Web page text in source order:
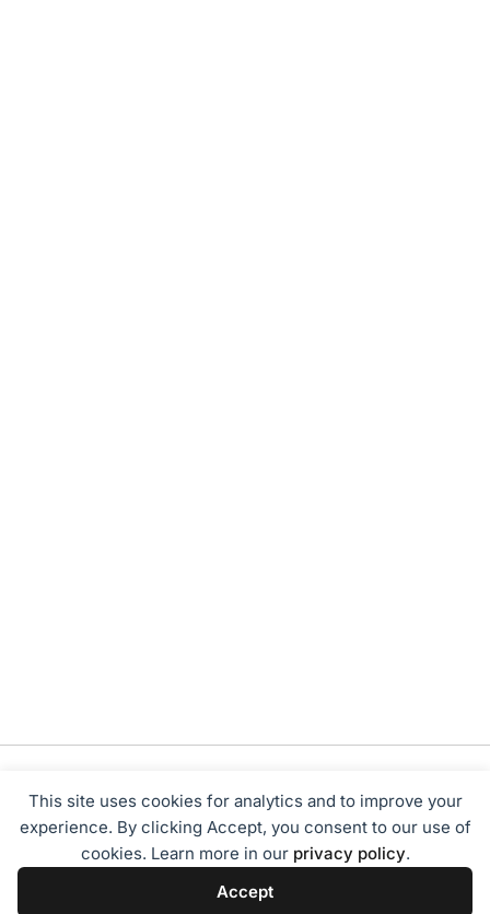
This site uses cookies for analytics and to improve your
experience. By clicking Accept, you consent to our use of
cookies. Learn more in our privacy policy.
Accept
Tentang Kami Redaksi Disclaimer
Privacy Policy
Pedoman Media Siber